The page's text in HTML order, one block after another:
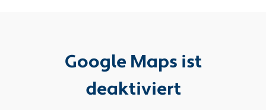
Google Maps ist
deaktiviert